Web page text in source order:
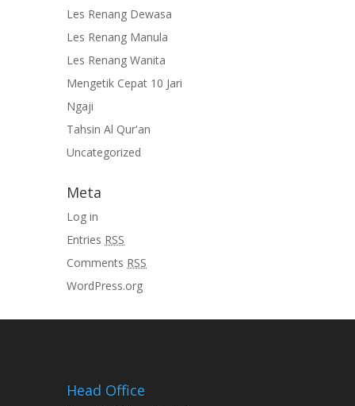
Les Renang Dewasa
Les Renang Manula
Les Renang Wanita
Mengetik Cepat 10 Jari
Ngaji
Tahsin Al Qur'an
Uncategorized
Meta
Log in
Entries RSS
Comments RSS
WordPress.org
Head Office